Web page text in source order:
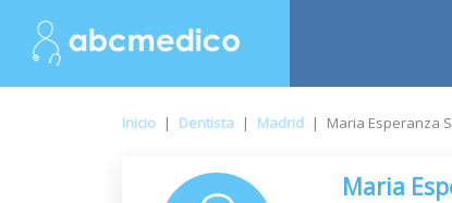
Inicio | Dentista | Madrid | Maria Esperanza
Maria